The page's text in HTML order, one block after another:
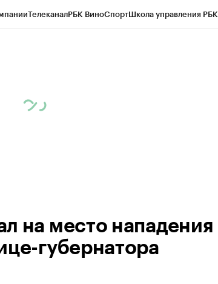
ТелеканалРБК ВиноСпортШкола управления РБК
на место нападения
губернатора